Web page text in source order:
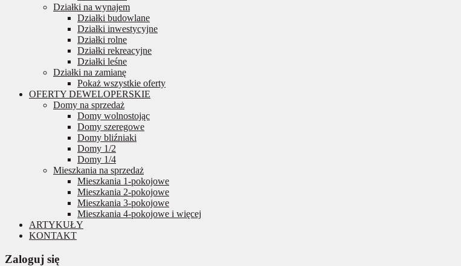
Działki na wynajem
Działki budowlane
Działki inwestycyjne
Działki rolne
Działki rekreacyjne
Działki leśne
Działki na zamianę
Pokaż wszystkie oferty
OFERTY DEWELOPERSKIE
Domy na sprzedaż
Domy wolnostojąc
Domy szeregowe
Domy bliźniaki
Domy 1/2
Domy 1/4
Mieszkania na sprzedaż
Mieszkania 1-pokojowe
Mieszkania 2-pokojowe
Mieszkania 3-pokojowe
Mieszkania 4-pokojowe i więcej
ARTYKUŁY
KONTAKT
Zaloguj się